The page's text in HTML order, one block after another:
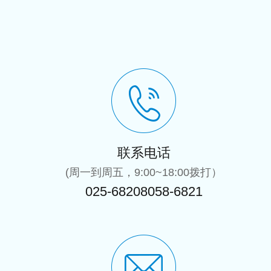
联系电话
(周一到周五，9:00~18:00拨打）
025-68208058-6821